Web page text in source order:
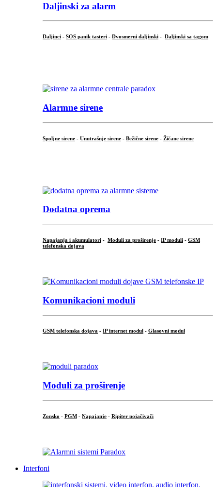
Daljinski za alarm
Daljinci - SOS panik tasteri - Dvosmerni daljinski - Daljinski sa tagom
Alarmne sirene
Spoljne sirene - Unutrašnje sirene - Bežične sirene - Žičane sirene
Dodatna oprema
Napajanja i akumulatori - Moduli za proširenje - IP moduli - GSM
telefonska dojava
Komunikacioni moduli
GSM telefonska dojava - IP internet modul - Glasovni modul
Moduli za proširenje
Zonsko - PGM - Napajanje - Ripiter pojačivači
Interfoni